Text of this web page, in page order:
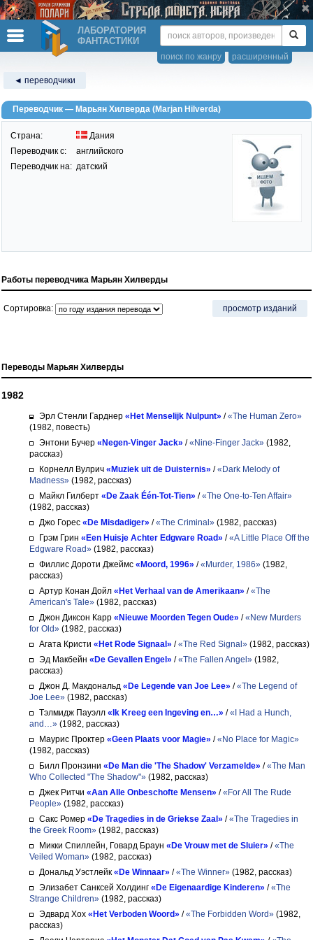
ЛАБОРАТОРИЯ
ФАНТАСТИКИ
расширенный
поиск по жанру
◄ переводчики
Переводчик — Марьян Хилверда (Marjan Hilverda)
Страна:
Дания
Переводчик c:
английского
Переводчик на: датский
Работы переводчика Марьян Хилверды
Сортировка: просмотр изданий
Переводы Марьян Хилверды
1982
Эрл Стенли Гарднер «Het Menselijk Nulpunt» /«The Human Zero»
(1982, повесть)
Энтони Бучер «Negen-Vinger Jack» /«Nine-Finger Jack» (1982,
рассказ)
Корнелл Вулрич «Muziek uit de Duisternis» /«Dark Melody of
Madness» (1982, рассказ)
Майкл Гилберт «De Zaak Één-Tot-Tien» /«The One-to-Ten Affair»
(1982, рассказ)
Джо Горес «De Misdadiger» /«The Criminal» (1982, рассказ)
Грэм Грин «Een Huisje Achter Edgware Road» /«A Little Place Off the
Edgware Road» (1982, рассказ)
Филлис Дороти Джеймс «Moord, 1996» /«Murder, 1986» (1982,
рассказ)
Артур Конан Дойл «Het Verhaal van de Amerikaan» /«The
American's Tale» (1982, рассказ)
Джон Диксон Карр «Nieuwe Moorden Tegen Oude» /«New Murders
for Old» (1982, рассказ)
Агата Кристи «Het Rode Signaal» /«The Red Signal» (1982, рассказ)
Эд Макбейн «De Gevallen Engel» /«The Fallen Angel» (1982,
рассказ)
Джон Д. Макдональд «De Legende van Joe Lee» /«The Legend of
Joe Lee» (1982, рассказ)
Тэлмидж Пауэлл «Ik Kreeg een Ingeving en…» /«I Had a Hunch,
and…» (1982, рассказ)
Маурис Проктер «Geen Plaats voor Magie» /«No Place for Magic»
(1982, рассказ)
Билл Пронзини «De Man die 'The Shadow' Verzamelde» /«The Man
Who Collected "The Shadow"» (1982, рассказ)
Джек Ритчи «Aan Alle Onbeschofte Mensen» /«For All The Rude
People» (1982, рассказ)
Сакс Ромер «De Tragedies in de Griekse Zaal» /«The Tragedies in
the Greek Room» (1982, рассказ)
Микки Спиллейн, Говард Браун «De Vrouw met de Sluier» /«The
Veiled Woman» (1982, рассказ)
Дональд Уэстлейк «De Winnaar» /«The Winner» (1982, рассказ)
Элизабет Санксей Холдинг «De Eigenaardige Kinderen» /«The
Strange Children» (1982, рассказ)
Эдвард Хох «Het Verboden Woord» /«The Forbidden Word» (1982,
рассказ)